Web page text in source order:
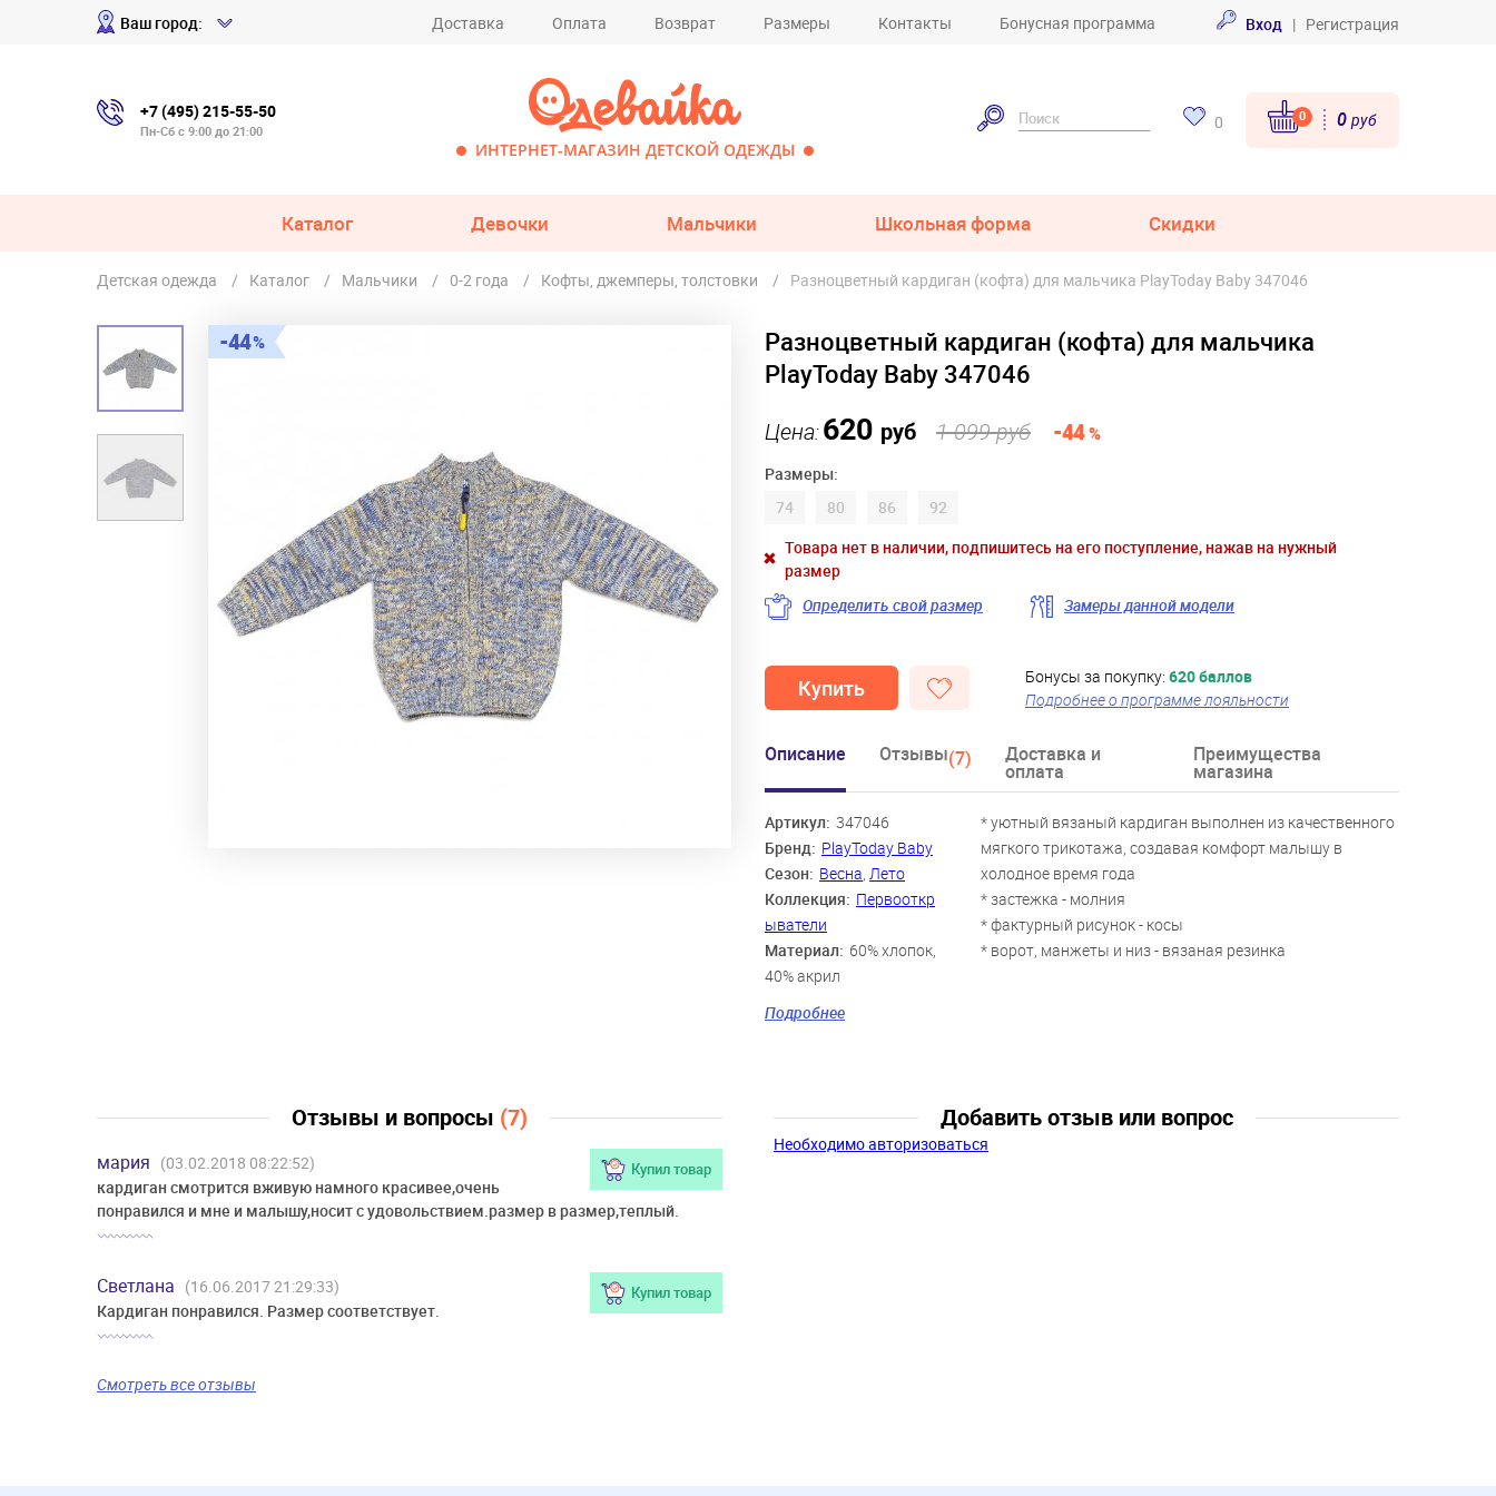
Ваш город: Доставка Оплата Возврат Размеры Контакты Бонусная программа Вход | Регистрация
+7 (495) 215-55-50
Пн-Сб с 9:00 до 21:00
ИНТЕРНЕТ-МАГАЗИН ДЕТСКОЙ ОДЕЖДЫ
0 0 0 руб
Каталог Девочки Мальчики Школьная форма Скидки
Детская одежда Каталог Мальчики 0-2 года Кофты, джемперы, толстовки Разноцветный кардиган (кофта) для мальчика PlayToday Baby 347046
44
Разноцветный кардиган (кофта) для мальчика
PlayToday Baby 347046
Цена:620 руб 1 099 руб -44%
Размеры:
74
80 86
92
Товара нет в наличии, подпишитесь на его поступление, нажав на нужный
размер
Определить свой размер
Замеры данной модели
Бонусы за покупку: 620 баллов
Подробнее о программе лояльности
Купить
Описание Отзывы(7) Доставка и
оплата
Преимущества
магазина
Артикул: 347046
Бренд: PlayToday Baby
Сезон: Весна, Лето
Коллекция: Первооткр
ыватели
Материал: 60% хлопок,
40% акрил
серый, мульти,
синий, желтый
Подробнее
* уютный вязаный кардиган выполнен из качественного
мягкого трикотажа, создавая комфорт малышу в
холодное время года
* застежка - молния
* фактурный рисунок - косы
* ворот, манжеты и низ - вязаная резинка
Отзывы и вопросы (7)
мария Купил товар
(03.02.2018 08:22:52)
кардиган смотрится вживую намного красивее,очень
понравился и мне и малышу,носит с удовольствием.размер в размер,теплый.
Светлана Купил товар
(16.06.2017 21:29:33)
Кардиган понравился. Размер соответствует.
Смотреть все отзывы
Добавить отзыв или вопрос
Необходимо авторизоваться